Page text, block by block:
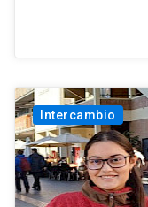
Intercambio